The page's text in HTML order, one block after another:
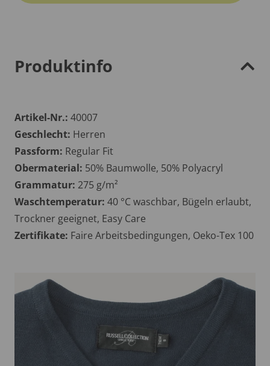
Produktinfo
Artikel-Nr.: 40007
Geschlecht: Herren
Passform: Regular Fit
Obermaterial: 50% Baumwolle, 50% Polyacryl
Grammatur: 275 g/m²
Waschtemperatur: 40 °C waschbar, Bügeln erlaubt,
Trockner geeignet, Easy Care
Zertifikate: Faire Arbeitsbedingungen, Oeko-Tex 100